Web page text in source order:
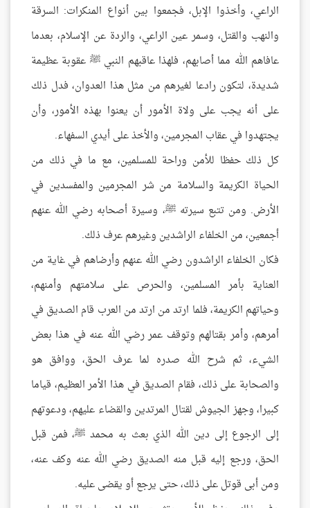
الراعي، وأخذوا الإبل، فجمعوا بين أنواع المنكرات: السرقة
والنهب والقتل، وسمر عين الراعي، والردة عن الإسلام، بعدما
عافاهم الله مما أصابهم، فلهذا عاقبهم النبي ﷺ عقوبة عظيمة
شديدة، لتكون رادعا لغيرهم من مثل هذا العدوان، فدل ذلك
على أنه يجب على ولاة الأمور أن يعنوا بهذه الأمور، وأن
يجتهدوا في عقاب المجرمين، والأخذ على أيدي السفهاء.
كل ذلك حفظا للأمن وراحة للمسلمين، مع ما في ذلك من
الحياة الكريمة والسلامة من شر المجرمين والمفسدين في
الأرض. ومن تتبع سيرته ﷺ، وسيرة أصحابه رضي الله عنهم
أجمعين، من الخلفاء الراشدين وغيرهم عرف ذلك.
فكان الخلفاء الراشدون رضي الله عنهم وأرضاهم في غاية من
العناية بأمر المسلمين، والحرص على سلامتهم وأمنهم،
وحياتهم الكريمة، فلما ارتد من ارتد من العرب قام الصديق في
أمرهم، وأمر بقتالهم وتوقف عمر رضي الله عنه في هذا بعض
الشيء، ثم شرح الله صدره لما عرف الحق، ووافق هو
والصحابة على ذلك، فقام الصديق في هذا الأمر العظيم، قياما
كبيرا، وجهز الجيوش لقتال المرتدين والقضاء عليهم، ودعوتهم
إلى الرجوع إلى دين الله الذي بعث به محمد ﷺ، فمن قبل
الحق، ورجع إليه قبل منه الصديق رضي الله عنه وكف عنه،
ومن أبى قوتل على ذلك، حتى يرجع أو يقضى عليه.